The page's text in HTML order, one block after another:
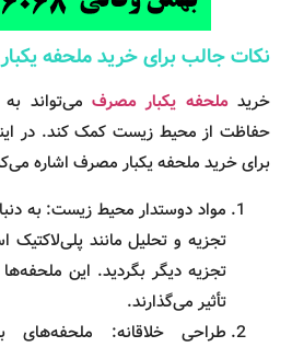
نکات جالب برای خرید ملحفه
خریدملحفه یکبار مصرف می‌تواند
حفاظت از محیط زیست کمک کند. در
برای خرید ملحفه یکبار مصرف اشاره
مواد دوستدار محیط زیست: به
تجزیه دیگر بگردید. این
تأثیر می‌گذارند.
طراحی خلاقانه: